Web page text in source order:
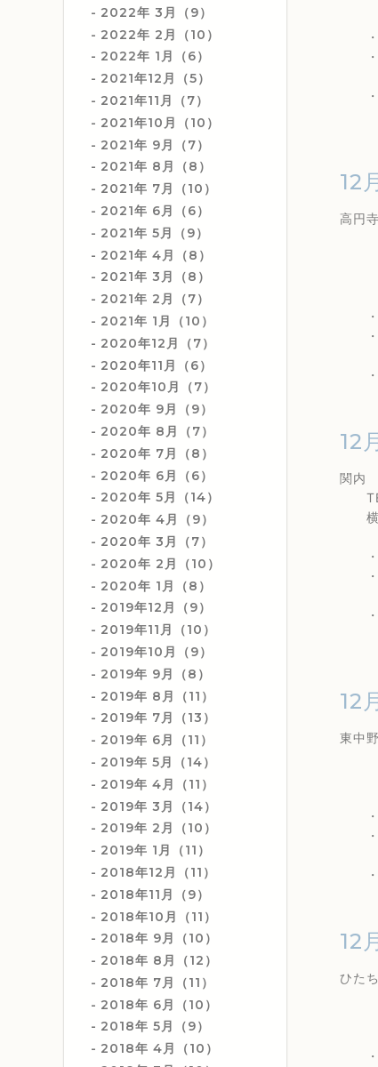
2022年 3月（9）
2022年 2月（10）
2022年 1月（6）
2021年12月（5）
2021年11月（7）
2021年10月（10）
2021年 9月（7）
2021年 8月（8）
2021年 7月（10）
2021年 6月（6）
2021年 5月（9）
2021年 4月（8）
2021年 3月（8）
2021年 2月（7）
2021年 1月（10）
2020年12月（7）
2020年11月（6）
2020年10月（7）
2020年 9月（9）
2020年 8月（7）
2020年 7月（8）
2020年 6月（6）
2020年 5月（14）
2020年 4月（9）
2020年 3月（7）
2020年 2月（10）
2020年 1月（8）
2019年12月（9）
2019年11月（10）
2019年10月（9）
2019年 9月（8）
2019年 8月（11）
2019年 7月（13）
2019年 6月（11）
2019年 5月（14）
2019年 4月（11）
2019年 3月（14）
2019年 2月（10）
2019年 1月（11）
2018年12月（11）
2018年11月（9）
2018年10月（11）
2018年 9月（10）
2018年 8月（12）
2018年 7月（11）
2018年 6月（10）
2018年 5月（9）
2018年 4月（10）
・
・
・
12
高円
東
（
・
・
・
12
関内
横
・
・
・
12
東中
東
（
・
・
・
12
ひた
茨
・